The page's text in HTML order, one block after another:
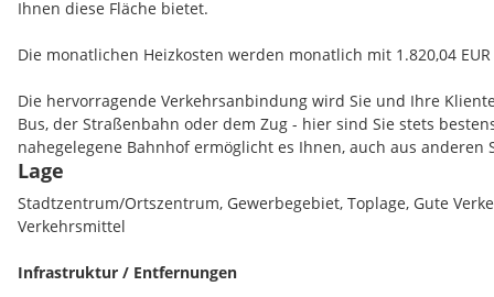
Ihnen diese Fläche bietet.
Die monatlichen Heizkosten werden monatlich mit 1.820,04
Die hervorragende Verkehrsanbindung wird Sie und Ihre
Bus, der Straßenbahn oder dem Zug - hier sind Sie stets
nahegelegene Bahnhof ermöglicht es Ihnen, auch aus anderen
Diese zentrale Lage macht Ihre Immobilie zu einem idealen
Erreichbarkeit legen.
Das Umfeld der Immobilie ist sowohl für Ihre Mitarbeiter als
attraktiv. In unmittelbarer Nähe finden Sie eine Vielzahl von
erleichtern. Ärzte, Apotheken, ein Krankenhaus und eine Klinik
Lage
Stadtzentrum/Ortszentrum, Gewerbegebiet, Toplage, Gute
Verkehrsmittel
Infrastruktur / Entfernungen